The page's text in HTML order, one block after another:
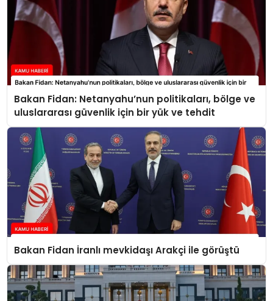
Bakan Fidan: Netanyahu’nun politikaları, bölge ve
uluslararası güvenlik için bir yük ve tehdit
Bakan Fidan İranlı mevkidaşı Arakçi ile görüştü